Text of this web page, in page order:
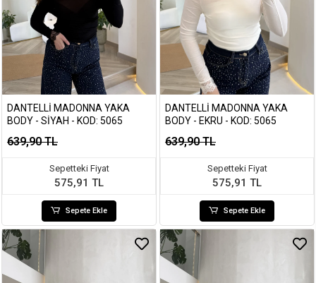
DANTELLI MADONNA YAKA
BODY - SIYAH - KOD: 5065
639,90 TL
Sepetteki Fiyat
575,91 TL
Sepete Ekle
DANTELLI MADONNA YAKA
BODY - EKRU - KOD: 5065
639,90 TL
Sepetteki Fiyat
575,91 TL
Sepete Ekle